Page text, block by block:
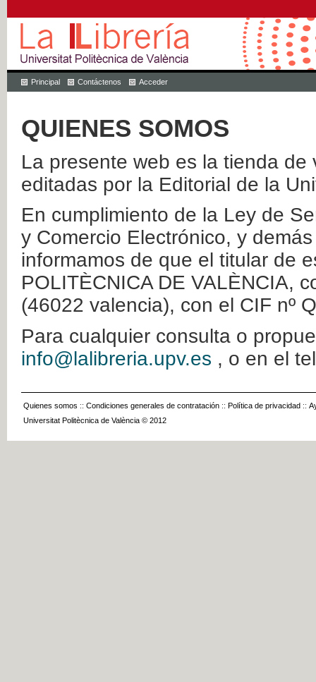
Principal Contáctenos Acceder
QUIENES SOMOS
La presente web es la tienda
editadas por la Editorial de la
En cumplimiento de la Ley de
y Comercio Electrónico, y
informamos de que el titular de
POLITÈCNICA DE VALÈNCIA,
(46022 valencia), con el CIF nº
Para cualquier consulta o
info@lalibreria.upv.es , o en el
Quienes somos :: Condiciones generales de contratación :: Política de privacidad ::
Universitat Politècnica de València © 2012